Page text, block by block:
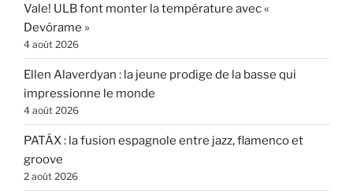
Vale! ULB font monter la température avec «
Devórame »
4 août 2026
Ellen Alaverdyan : la jeune prodige de la basse qui
impressionne le monde
4 août 2026
PATÁX : la fusion espagnole entre jazz, flamenco et
groove
2 août 2026